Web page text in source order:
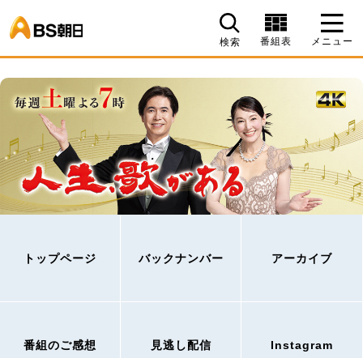
検索 番組表 メニュー
トップページ バックナンバー アーカイブ
番組のご感想 見逃し配信 Instagram